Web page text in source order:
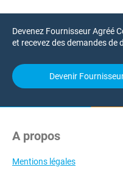
Devenez Fournisseur Agréé
et recevez des demandes de
Devenir
A propos
Mentions légales